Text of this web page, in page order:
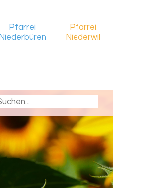
Pfarrei
Niederbüren
Pfarrei
Niederwil